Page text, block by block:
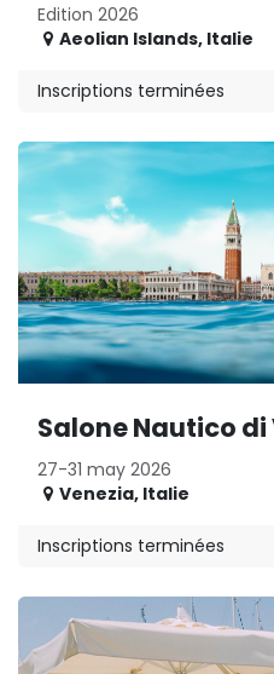
Edition 2026
Aeolian Islands, Italie
Inscriptions terminées
Salone Nautico di
27-31 may 2026
Venezia, Italie
Inscriptions terminées